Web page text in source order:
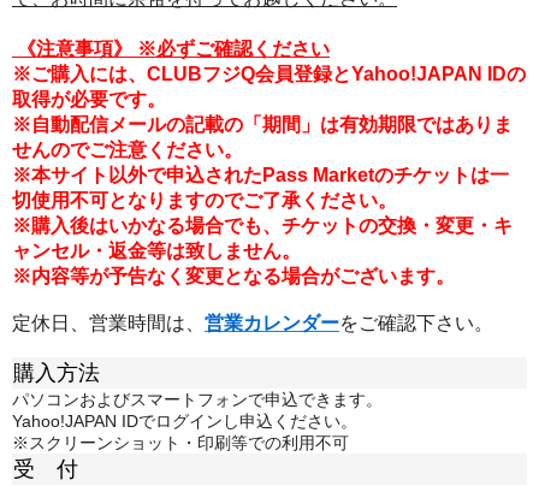
《注意事項》
※必ずご確認ください
※ご購入には、CLUBフジQ会員登録とYahoo!JAPAN IDの
取得が必要です。
※自動配信メールの記載の「期間」は有効期限ではありま
せんのでご注意ください。
※本サイト以外で申込されたPass Marketのチケットは一
切使用不可となりますのでご了承ください。
※購入後はいかなる場合でも、チケットの交換・変更・キ
ャンセル・返金等は致しません。
※内容等が予告なく変更となる場合がございます。
定休日、営業時間は、 営業カレンダーをご確認下さい。
購入方法
パソコンおよびスマートフォンで申込できます。
Yahoo!JAPAN IDでログインし申込ください。
※スクリーンショット・印刷等での利用不可
受 付